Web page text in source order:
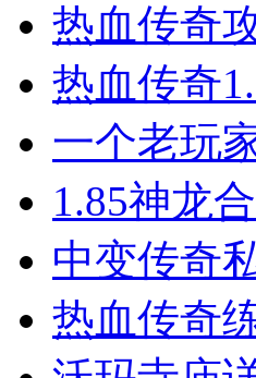
热血传奇
热血传奇
一个老玩
1.85神龙
中变传奇
热血传奇